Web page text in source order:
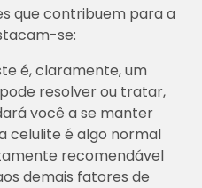
que contribuem para a
se:
é, claramente, um
resolver ou tratar,
você a se manter
celulite é algo normal
recomendável
demais fatores de